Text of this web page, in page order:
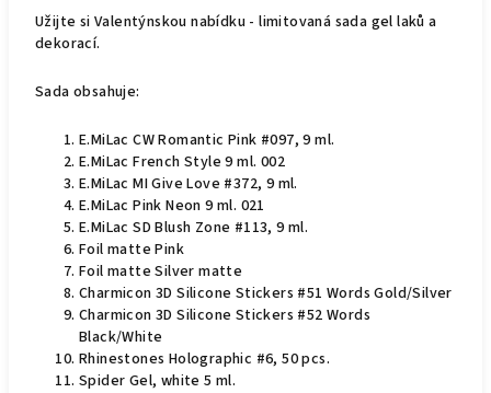
Užijte si Valentýnskou nabídku - limitovaná sada gel laků a
dekorací.
Sada obsahuje:
E.MiLac CW Romantic Pink #097, 9 ml.
E.MiLac French Style 9 ml. 002
E.MiLac MI Give Love #372, 9 ml.
E.MiLac Pink Neon 9 ml. 021
E.MiLac SD Blush Zone #113, 9 ml.
Foil matte Pink
Foil matte Silver matte
Charmicon 3D Silicone Stickers #51 Words Gold/Silver
Charmicon 3D Silicone Stickers #52 Words
Black/White
Rhinestones Holographic #6, 50 pcs.
Spider Gel, white 5 ml.